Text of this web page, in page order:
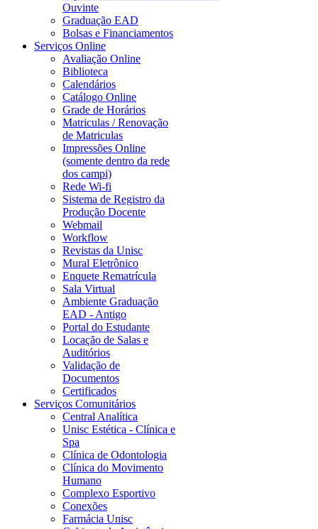
Ouvinte
Graduação EAD
Bolsas e Financiamentos
Serviços Online
Avaliação Online
Biblioteca
Calendários
Catálogo Online
Grade de Horários
Matriculas / Renovação
de Matriculas
Impressões Online
(somente dentro da rede
dos campi)
Rede Wi-fi
Sistema de Registro da
Produção Docente
Webmail
Workflow
Revistas da Unisc
Mural Eletrônico
Enquete Rematrícula
Sala Virtual
Ambiente Graduação
EAD - Antigo
Portal do Estudante
Locação de Salas e
Auditórios
Validação de
Documentos
Certificados
Serviços Comunitários
Central Analítica
Unisc Estética - Clínica e
Spa
Clínica de Odontologia
Clínica do Movimento
Humano
Complexo Esportivo
Conexões
Farmácia Unisc